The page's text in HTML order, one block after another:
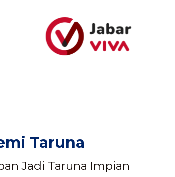
Taruna
Jadi Taruna Impian